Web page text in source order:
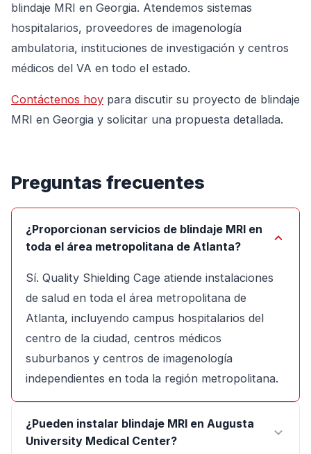
blindaje MRI en Georgia. Atendemos sistemas
hospitalarios, proveedores de imagenología
ambulatoria, instituciones de investigación y centros
médicos del VA en todo el estado.
Contáctenos hoy para discutir su proyecto de blindaje
MRI en Georgia y solicitar una propuesta detallada.
Preguntas frecuentes
¿Proporcionan servicios de blindaje MRI en
toda el área metropolitana de Atlanta?
Sí. Quality Shielding Cage atiende instalaciones
de salud en toda el área metropolitana de
Atlanta, incluyendo campus hospitalarios del
centro de la ciudad, centros médicos
suburbanos y centros de imagenología
independientes en toda la región metropolitana.
¿Pueden instalar blindaje MRI en Augusta
University Medical Center?